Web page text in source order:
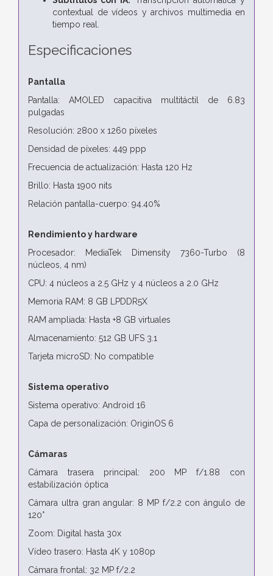
contextual de vídeos y archivos multimedia en
tiempo real.
Especificaciones
Pantalla
Pantalla: AMOLED capacitiva multitáctil de 6.83
pulgadas
Resolución: 2800 x 1260 píxeles
Densidad de píxeles: 449 ppp
Frecuencia de actualización: Hasta 120 Hz
Brillo: Hasta 1900 nits
Relación pantalla-cuerpo: 94.40%
Rendimiento y hardware
Procesador: MediaTek Dimensity 7360-Turbo (8
núcleos, 4 nm)
CPU: 4 núcleos a 2.5 GHz y 4 núcleos a 2.0 GHz
Memoria RAM: 8 GB LPDDR5X
RAM ampliada: Hasta +8 GB virtuales
Almacenamiento: 512 GB UFS 3.1
Tarjeta microSD: No compatible
Sistema operativo
Sistema operativo: Android 16
Capa de personalización: OriginOS 6
Cámaras
Cámara trasera principal: 200 MP f/1.88 con
estabilización óptica
Cámara ultra gran angular: 8 MP f/2.2 con ángulo de
120°
Zoom: Digital hasta 30x
Vídeo trasero: Hasta 4K y 1080p
Cámara frontal: 32 MP f/2.2